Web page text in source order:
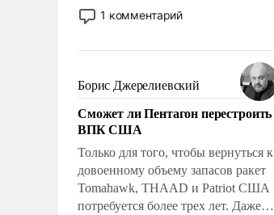
обыденностью. Задача по созданию
такого корабля очень сложна и
реализация радикально поднимет
наши боевые возможности.
1 комментарий
Борис Джерелиевский
Сможет ли Пентагон перестроить
ВПК США
Только для того, чтобы вернуться к
довоенному объему запасов ракет
Tomahawk, THAAD и Patriot США
потребуется более трех лет. Даже